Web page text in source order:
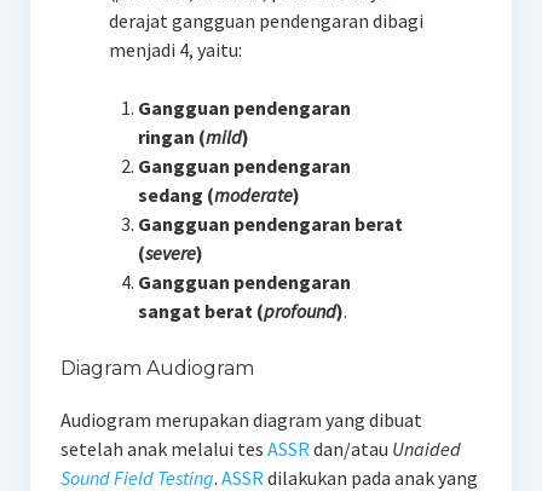
derajat gangguan pendengaran dibagi
menjadi 4, yaitu:
Gangguan pendengaran
ringan (mild)
Gangguan pendengaran
sedang (moderate)
Gangguan pendengaran berat
(severe)
Gangguan pendengaran
sangat berat (profound).
Diagram Audiogram
Audiogram merupakan diagram yang dibuat
setelah anak melalui tes ASSR dan/atau Unaided
Sound Field Testing. ASSR dilakukan pada anak yang